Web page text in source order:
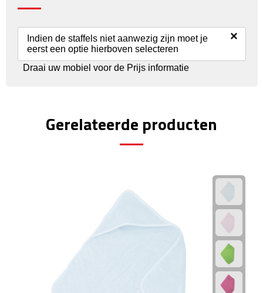
Reisstekkers
Reissetjes
Auto Accessoires
Auto telefoonhouders
Indien de staffels niet aanwezig zijn moet je
eerst een optie hierboven selecteren
×
Draai uw mobiel voor de Prijs informatie
Gerelateerde producten